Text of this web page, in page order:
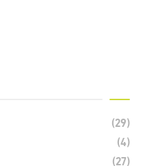
(29)
(4)
(27)